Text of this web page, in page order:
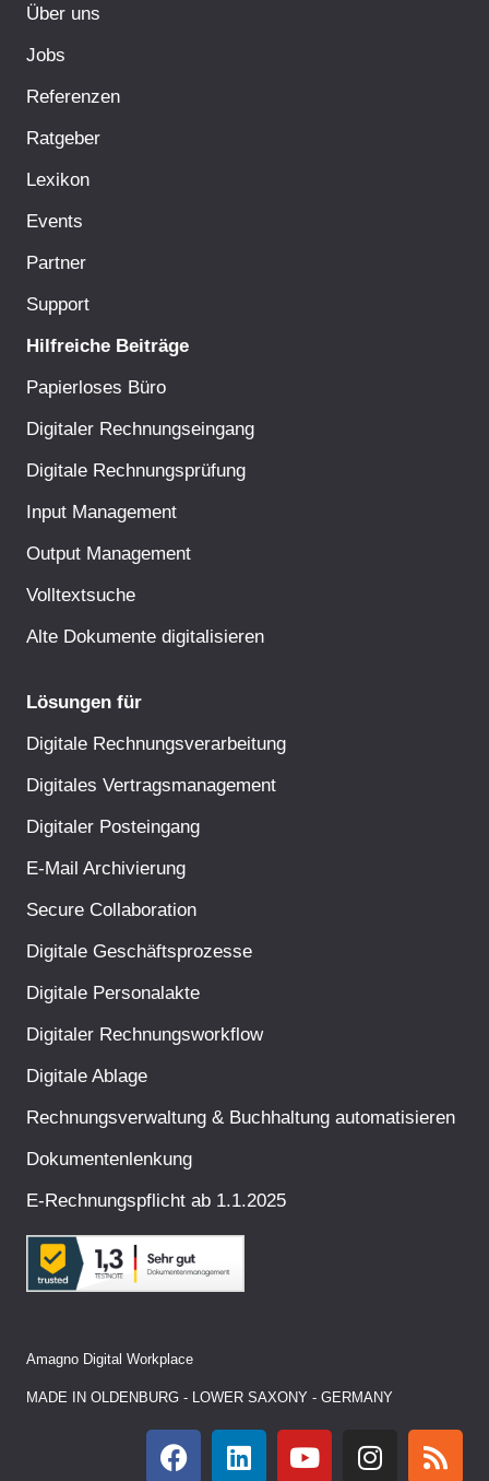
Über uns
Jobs
Referenzen
Ratgeber
Lexikon
Events
Partner
Support
Hilfreiche Beiträge
Papierloses Büro
Digitaler Rechnungseingang
Digitale Rechnungsprüfung
Input Management
Output Management
Volltextsuche
Alte Dokumente digitalisieren
Lösungen für
Digitale Rechnungsverarbeitung
Digitales Vertragsmanagement
Digitaler Posteingang
E-Mail Archivierung
Secure Collaboration
Digitale Geschäftsprozesse
Digitale Personalakte
Digitaler Rechnungsworkflow
Digitale Ablage
Rechnungsverwaltung & Buchhaltung automatisieren
Dokumentenlenkung
E-Rechnungspflicht ab 1.1.2025
Amagno Digital Workplace
MADE IN OLDENBURG - LOWER SAXONY - GERMANY